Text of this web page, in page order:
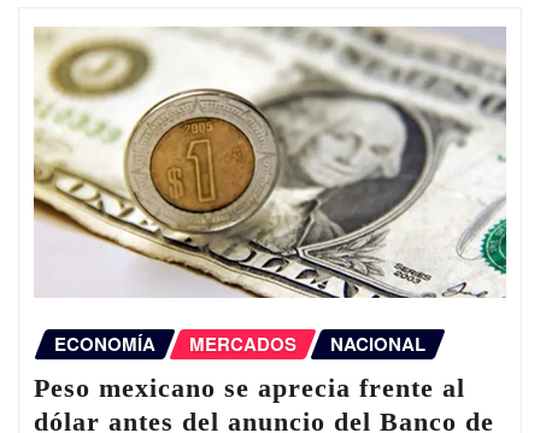
ECONOMÍA MERCADOS NACIONAL
Peso mexicano se aprecia frente al
dólar antes del anuncio del Banco de